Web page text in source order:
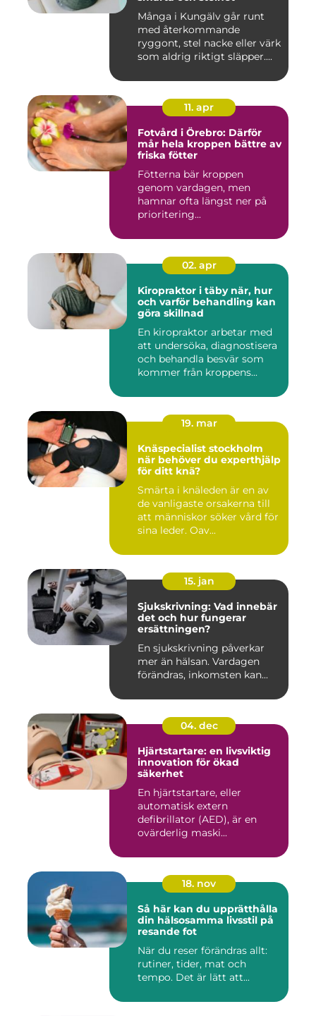
Många i Kungälv går runt
med återkommande
ryggont, stel nacke eller värk
som aldrig riktigt släpper....
11. apr
Fotvård i Örebro: Därför
mår hela kroppen bättre av
friska fötter
Fötterna bär kroppen
genom vardagen, men
hamnar ofta längst ner på
prioritering...
02. apr
Kiropraktor i täby när, hur
och varför behandling kan
göra skillnad
En kiropraktor arbetar med
att undersöka, diagnostisera
och behandla besvär som
kommer från kroppens...
19. mar
Knäspecialist stockholm
när behöver du experthjälp
för ditt knä?
Smärta i knäleden är en av
de vanligaste orsakerna till
att människor söker vård för
sina leder. Oav...
15. jan
Sjukskrivning: Vad innebär
det och hur fungerar
ersättningen?
En sjukskrivning påverkar
mer än hälsan. Vardagen
förändras, inkomsten kan...
04. dec
Hjärtstartare: en livsviktig
innovation för ökad
säkerhet
En hjärtstartare, eller
automatisk extern
defibrillator (AED), är en
ovärderlig maski...
18. nov
Så här kan du upprätthålla
din hälsosamma livsstil på
resande fot
När du reser förändras allt:
rutiner, tider, mat och
tempo. Det är lätt att...